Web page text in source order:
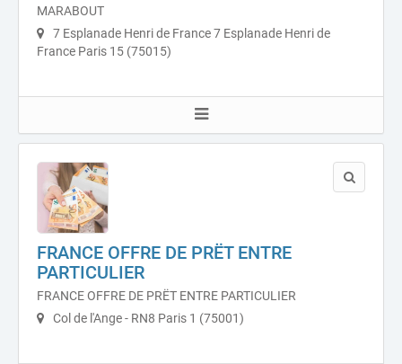
MARABOUT
7 Esplanade Henri de France 7 Esplanade Henri de
France Paris 15 (75015)
FRANCE OFFRE DE PRËT ENTRE
PARTICULIER
FRANCE OFFRE DE PRËT ENTRE PARTICULIER
Col de l'Ange - RN8 Paris 1 (75001)